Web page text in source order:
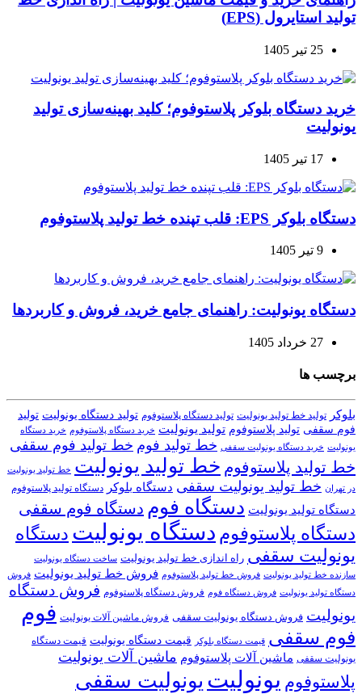
تولید استایرول (EPS)
25 تیر 1405
خرید دستگاه بلوکر پلاستوفوم؛ کلید بهینه‌سازی تولید
یونولیت
17 تیر 1405
دستگاه بلوکر EPS: قلب تپنده خط تولید پلاستوفوم
9 تیر 1405
دستگاه یونولیت: راهنمای جامع خرید، فروش و کاربردها
27 خرداد 1405
برچسب ها
بلوکر تولید خط تولید یونولیت تولید دستگاه پلاستوفوم تولید دستگاه یونولیت تولید
فوم سقفی تولید پلاستوفوم تولید یونولیت خرید دستگاه پلاستوفوم خرید دستگاه
یونولیت خرید دستگاه یونولیت سقفی خط تولید فوم خط تولید فوم سقفی
خط تولید پلاستوفوم خط تولید یونولیت خط تولید یونولیت
در تهران خط تولید یونولیت سقفی دستگاه بلوکر دستگاه تولید پلاستوفوم
دستگاه تولید یونولیت دستگاه فوم دستگاه فوم سقفی
دستگاه پلاستوفوم دستگاه یونولیت دستگاه
یونولیت سقفی راه اندازی خط تولید یونولیت ساخت دستگاه یونولیت
سازنده خط تولید یونولیت فروش خط تولید پلاستوفوم فروش خط تولید یونولیت فروش
دستگاه تولید یونولیت فروش دستگاه فوم فروش دستگاه پلاستوفوم فروش دستگاه
یونولیت فروش دستگاه یونولیت سقفی فروش ماشین آلات یونولیت فوم
فوم سقفی قیمت دستگاه بلوکر قیمت دستگاه یونولیت قیمت دستگاه
یونولیت سقفی ماشین آلات پلاستوفوم ماشین آلات یونولیت
پلاستوفوم یونولیت یونولیت سقفی